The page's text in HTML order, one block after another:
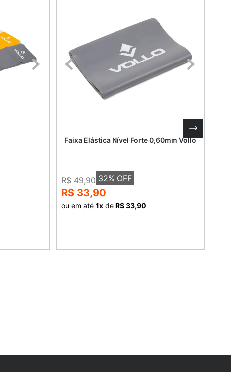
Faixa Elástica Nível Forte 0,60mm Vollo
R$ 49,90 32% OFF
R$ 33,90
ou em até1x deR$ 33,90